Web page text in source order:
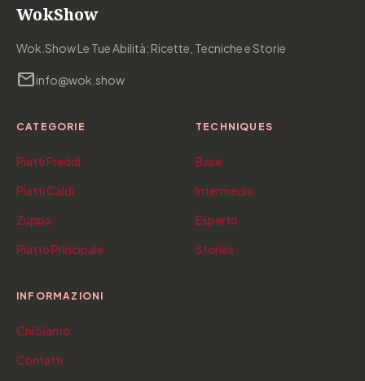
WokShow
Wok.Show Le Tue Abilità: Ricette, Tecniche e Storie
mailinfo@wok.show
CATEGORIE
Piatti Freddi
Piatti Caldi
Zuppa
Piatto Principale
TECHNIQUES
Base
Intermedio
Esperto
Stories
INFORMAZIONI
Chi Siamo
Contatti